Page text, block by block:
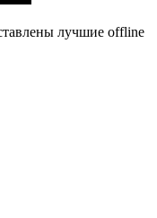
лучшие offline